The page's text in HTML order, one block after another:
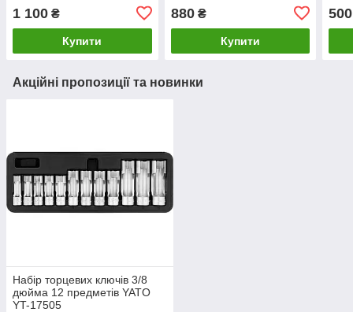
1 100 ₴
Купити
880₴
Купити
500
Акційні пропозиції та новинки
Набір торцевих ключів 3/8
дюйма 12 предметів YATO
YT-17505